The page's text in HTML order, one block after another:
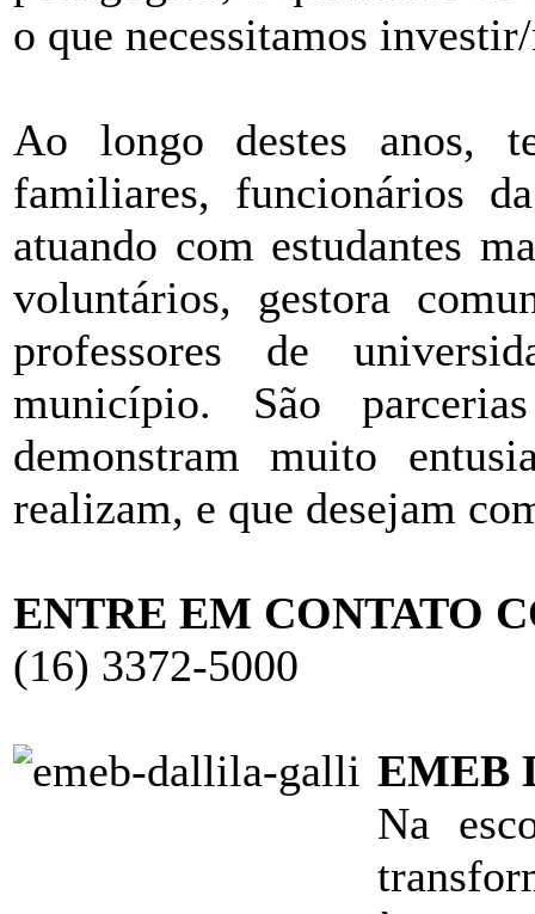
o que necessitamos
Ao longo destes anos,
familiares, funcionários
atuando com estudantes
voluntários, gestora
professores de
município. São
demonstram muito
realizam, e que desejam
ENTRE EM CONTATO
(16) 3372-5000
EMEB
Na